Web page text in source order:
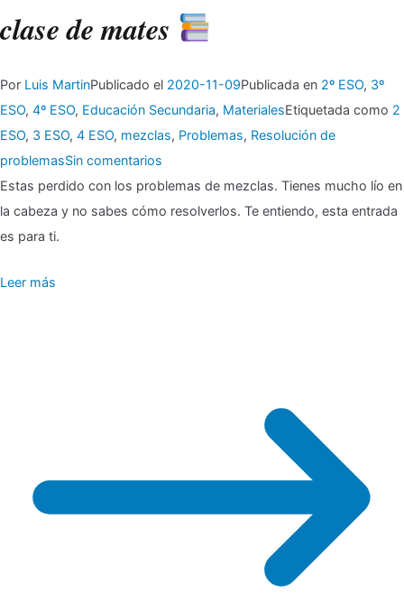
clase de mates
Por Luis MartinPublicado el 2020-11-09Publicada en 2º ESO, 3º
ESO, 4º ESO, Educación Secundaria, MaterialesEtiquetada como 2
ESO, 3 ESO, 4 ESO, mezclas, Problemas, Resolución de
problemasSin comentarios
▶
🎖
Estas perdido con los problemas de mezclas. Tienes mucho lío en
la cabeza y no sabes cómo resolverlos. Te entiendo, esta entrada
es para ti.
Leer más